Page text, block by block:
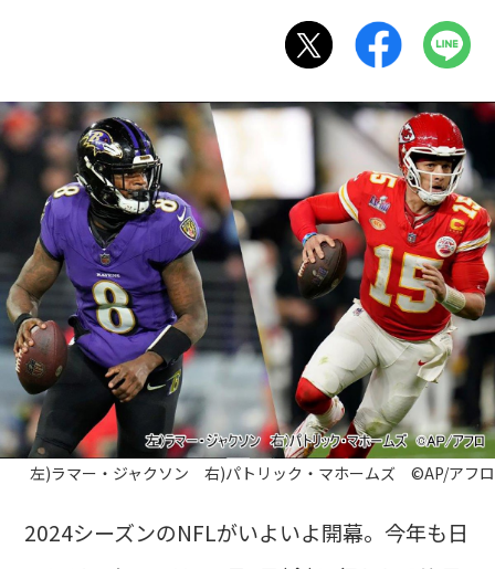
左)ラマー・ジャクソン 右)パトリック・マホームズ ©AP/アフロ
2024シーズンのNFLがいよいよ開幕。今年も日